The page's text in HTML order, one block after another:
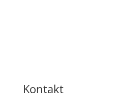
Kontakt